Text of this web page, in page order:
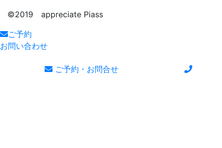
©️2019 appreciate Piass
ご予約
お問い合わせ
ご予約・お問合せ